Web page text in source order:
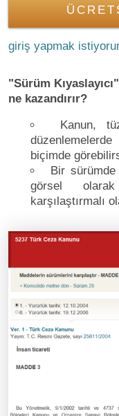
giriş yapmak
"Sürüm
ne kazandırır?
Kanun,
biçimde
Bir
görsel
karşılaştırmalı